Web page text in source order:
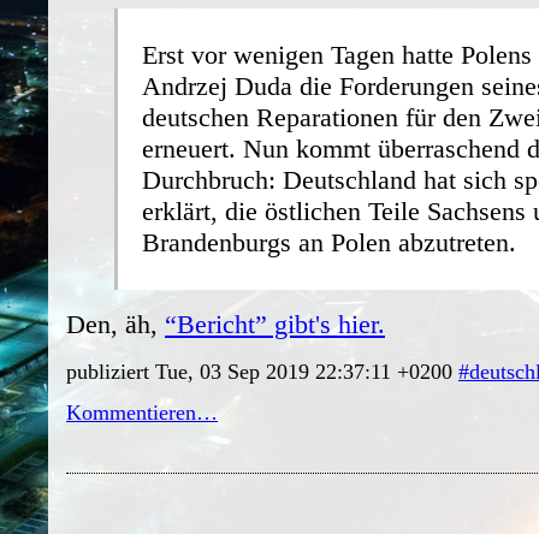
Erst vor wenigen Tagen hatte Polens
Andrzej Duda die Forderungen
deutschen Reparationen für den
erneuert. Nun kommt überraschend
Durchbruch: Deutschland hat sich
erklärt, die östlichen Teile Sachsens
Brandenburgs an Polen abzutreten.
Den, äh, “Bericht” gibt's hier.
publiziert Tue, 03 Sep 2019 22:37:11 +0200
Kommentieren…